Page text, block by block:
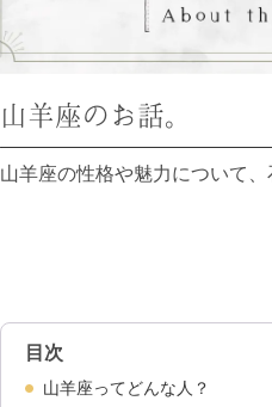
山羊座のお話。
山羊座の性格や魅力について
目次
山羊座ってどんな人？